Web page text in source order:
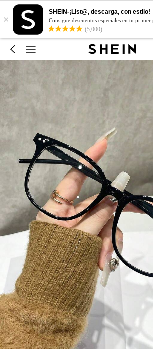
×
SHEIN-¡List@, descarga, con estilo!
Consigue descuentos especiales en tu primer
(5,000)